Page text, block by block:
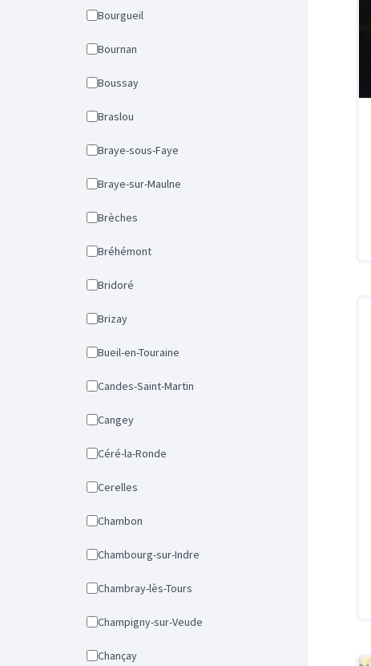
Bourgueil
Bournan
Boussay
Braslou
Braye-sous-Faye
Braye-sur-Maulne
Brèches
Bréhémont
Bridoré
Brizay
Bueil-en-Touraine
Candes-Saint-Martin
Cangey
Céré-la-Ronde
Cerelles
Chambon
Chambourg-sur-Indre
Chambray-lès-Tours
Champigny-sur-Veude
Chançay